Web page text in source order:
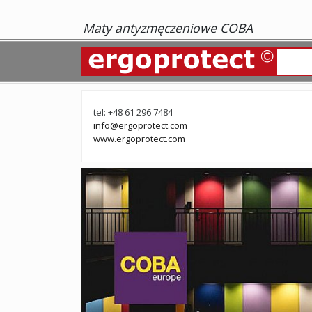
Maty antyzmęczeniowe COBA
tel: +48 61 296 7484
info@ergoprotect.com
www.ergoprotect.com